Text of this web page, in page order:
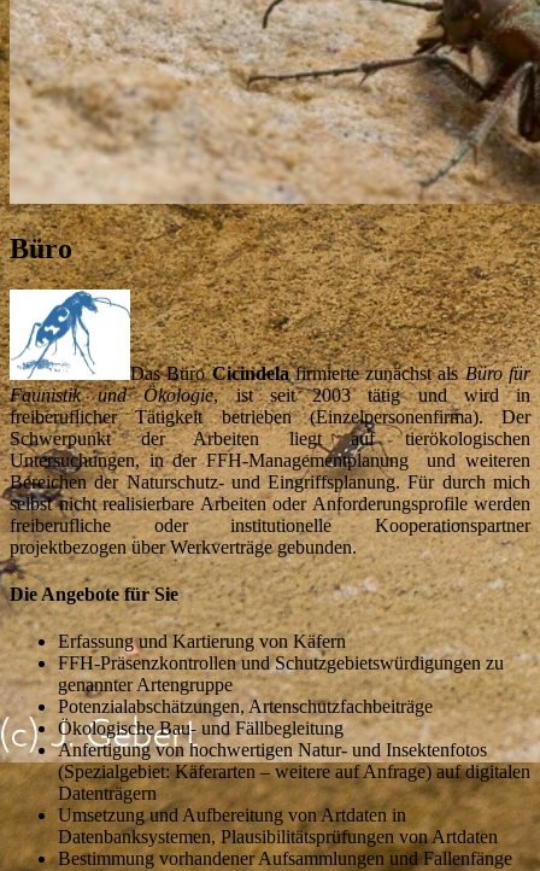
Büro
Das BüroCicindelafirmierte zunächst alsBüro für
Faunistik und Ökologie, ist seit 2003 tätig und wird in
freiberuflicher Tätigkeit betrieben (Einzelpersonenfirma). Der
Schwerpunkt der Arbeiten liegt auf tierökologischen
Untersuchungen, in der FFH-Managementplanung und weiteren
Bereichen der Naturschutz- und Eingriffsplanung. Für durch mich
selbst nicht realisierbare Arbeiten oder Anforderungsprofile werden
freiberufliche oder institutionelle Kooperationspartner
projektbezogen über Werkverträge gebunden.
Die Angebote für Sie
Erfassung und Kartierung von Käfern
FFH-Präsenzkontrollen und Schutzgebietswürdigungen zu
genannter Artengruppe
Potenzialabschätzungen, Artenschutzfachbeiträge
Ökologische Bau- und Fällbegleitung
Anfertigung von hochwertigen Natur- und Insektenfotos
(Spezialgebiet: Käferarten – weitere auf Anfrage) auf digitalen
Datenträgern
Umsetzung und Aufbereitung von Artdaten in
Datenbanksystemen, Plausibilitätsprüfungen von Artdaten
Bestimmung vorhandener Aufsammlungen und Fallenfänge